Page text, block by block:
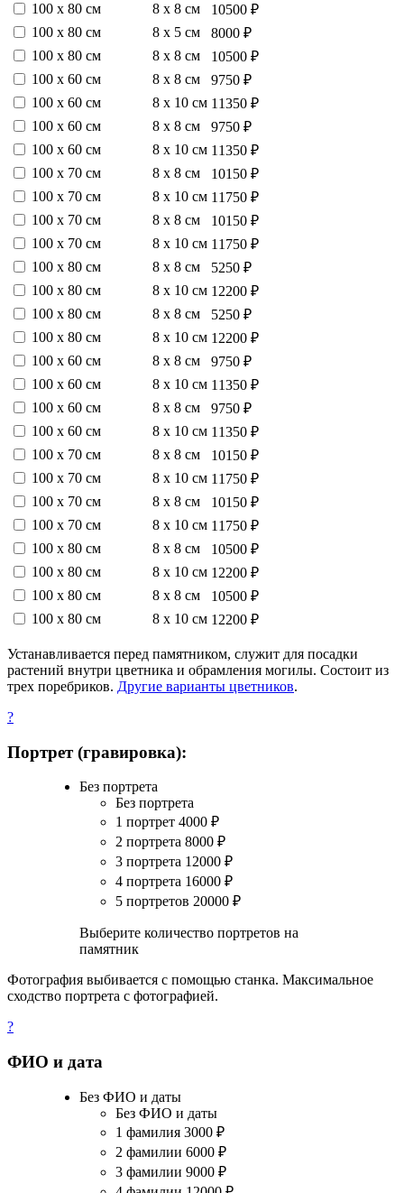
100 х 80 см
8 х 8 см
10500 ₽
100 х 80 см
8 х 5 см
8000 ₽
100 х 80 см
8 х 8 см
10500 ₽
100 х 60 см
8 х 8 см
9750 ₽
100 х 60 см
8 х 10 см 11350 ₽
100 х 60 см
8 х 8 см
9750 ₽
100 х 60 см
8 х 10 см 11350 ₽
100 х 70 см
8 х 8 см
10150 ₽
100 х 70 см
8 х 10 см 11750 ₽
100 х 70 см
8 х 8 см
10150 ₽
100 х 70 см
8 х 10 см 11750 ₽
100 х 80 см
8 х 8 см
5250 ₽
100 х 80 см
8 х 10 см 12200 ₽
100 х 80 см
8 х 8 см
5250 ₽
100 х 80 см
8 х 10 см 12200 ₽
100 х 60 см
8 х 8 см
9750 ₽
100 х 60 см
8 х 10 см 11350 ₽
100 х 60 см
8 х 8 см
9750 ₽
100 х 60 см
8 х 10 см 11350 ₽
100 х 70 см
8 х 8 см
10150 ₽
100 х 70 см
8 х 10 см 11750 ₽
100 х 70 см
8 х 8 см
10150 ₽
100 х 70 см
8 х 10 см 11750 ₽
100 х 80 см
8 х 8 см
10500 ₽
100 х 80 см
8 х 10 см 12200 ₽
100 х 80 см
8 х 8 см
10500 ₽
100 х 80 см
8 х 10 см 12200 ₽
Устанавливается перед памятником, служит для посадки
растений внутри цветника и обрамления могилы. Состоит из
трех поребриков. Другие варианты цветников.
?
Портрет (гравировка):
Без портрета
Без портрета
1 портрет 4000 ₽
2 портрета 8000 ₽
3 портрета 12000 ₽
4 портрета 16000 ₽
5 портретов 20000 ₽
Выберите количество портретов на
памятник
Фотография выбивается с помощью станка. Максимальное
сходство портрета с фотографией.
?
ФИО и дата
Без ФИО и даты
Без ФИО и даты
1 фамилия 3000 ₽
2 фамилии 6000 ₽
3 фамилии 9000 ₽